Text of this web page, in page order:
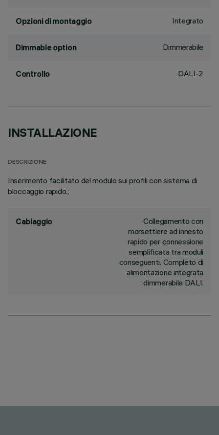
Opzioni di montaggio Integrato
Dimmable option Dimmerabile
Controllo DALI-2
INSTALLAZIONE
DESCRIZIONE
Inserimento facilitato del modulo sui profili con sistema di
bloccaggio rapido.;
Cablaggio
Collegamento con
morsettiere ad innesto
rapido per connessione
semplificata tra moduli
conseguenti. Completo di
alimentazione integrata
dimmerabile DALI.